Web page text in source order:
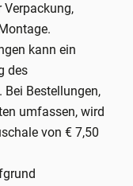
Verpackung,
kann ein
des
Bestellungen,
umfassen, wird
von € 7,50